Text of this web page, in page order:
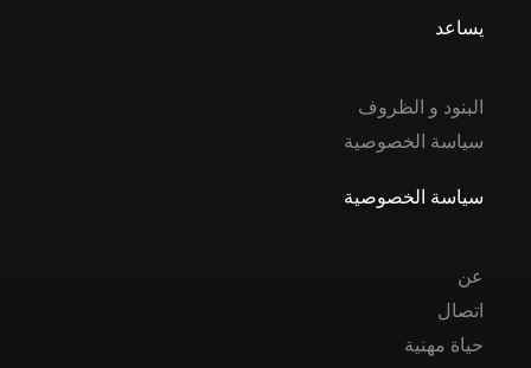
يساعد
البنود و الظروف
سياسة الخصوصية
سياسة الخصوصية
عن
اتصال
حياة مهنية